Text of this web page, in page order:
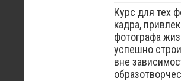
Курс для тех
кадра,
фотографа
успешно
вне